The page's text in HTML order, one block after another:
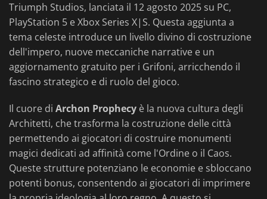
Triumph Studios, lanciata il 12 agosto 2025 su PC,
PlayStation 5 e Xbox Series X|S. Questa aggiunta a
tema celeste introduce un livello divino di costruzione
dell'impero, nuove meccaniche narrative e un
aggiornamento gratuito per i Grifoni, arricchendo il
fascino strategico e di ruolo del gioco.
Il cuore di Archon Prophecy è la nuova cultura degli
Architetti, che trasforma la costruzione delle città
permettendo ai giocatori di costruire monumenti
magici dedicati ad affinità come l'Ordine o il Caos.
Queste strutture potenziano le economie e sbloccano
potenti bonus, consentendo ai giocatori di imprimere